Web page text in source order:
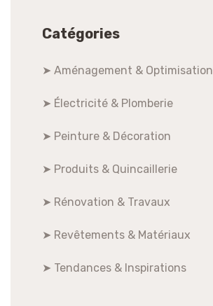
Catégories
➤ Aménagement & Optimisation
➤ Électricité & Plomberie
➤ Peinture & Décoration
➤ Produits & Quincaillerie
➤ Rénovation & Travaux
➤ Revêtements & Matériaux
➤ Tendances & Inspirations